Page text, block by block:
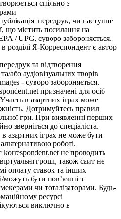
спільно з
передрук, чи наступне
що містить посилання на
/ UPG, суворо забороняється.
розділі Я-Корреспондент є автор
та відтворення
або аудіовізуальних творів
- суворо забороняється.
призначені для осіб
в азартних іграх може
Дотримуйтесь правил
гри. При виявленні перших
зверніться до спеціаліста.
азартних іграх не може бути
роботі.
korrespondent.net не проводить
гроші, також сайт не
оплату ставок та інших
можуть бути пов’язані з
чи тоталізаторами. Будь-
ресурсі
виключно в